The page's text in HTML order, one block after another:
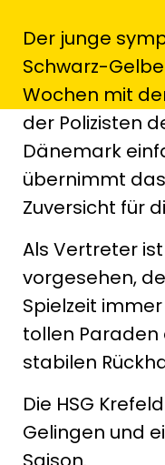
Der junge
Schwarz-
Wochen mit
der Polizisten
Dänemark
übernimmt
Zuversicht für
Als Vertreter
vorgesehen,
Spielzeit
tollen
stabilen
Die HSG
Gelingen und